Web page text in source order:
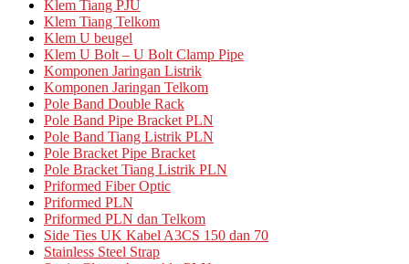
Klem Tiang PJU
Klem Tiang Telkom
Klem U beugel
Klem U Bolt – U Bolt Clamp Pipe
Komponen Jaringan Listrik
Komponen Jaringan Telkom
Pole Band Double Rack
Pole Band Pipe Bracket PLN
Pole Band Tiang Listrik PLN
Pole Bracket Pipe Bracket
Pole Bracket Tiang Listrik PLN
Priformed Fiber Optic
Priformed PLN
Priformed PLN dan Telkom
Side Ties UK Kabel A3CS 150 dan 70
Stainless Steel Strap